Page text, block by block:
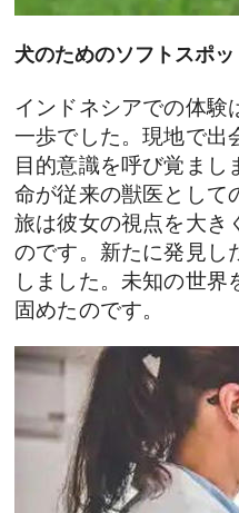
犬のためのソフトスポッ
インドネシアでの体験
一歩でした。現地で出
目的意識を呼び覚まし
命が従来の獣医として
旅は彼女の視点を大き
のです。新たに発見し
しました。未知の世
固めたのです。